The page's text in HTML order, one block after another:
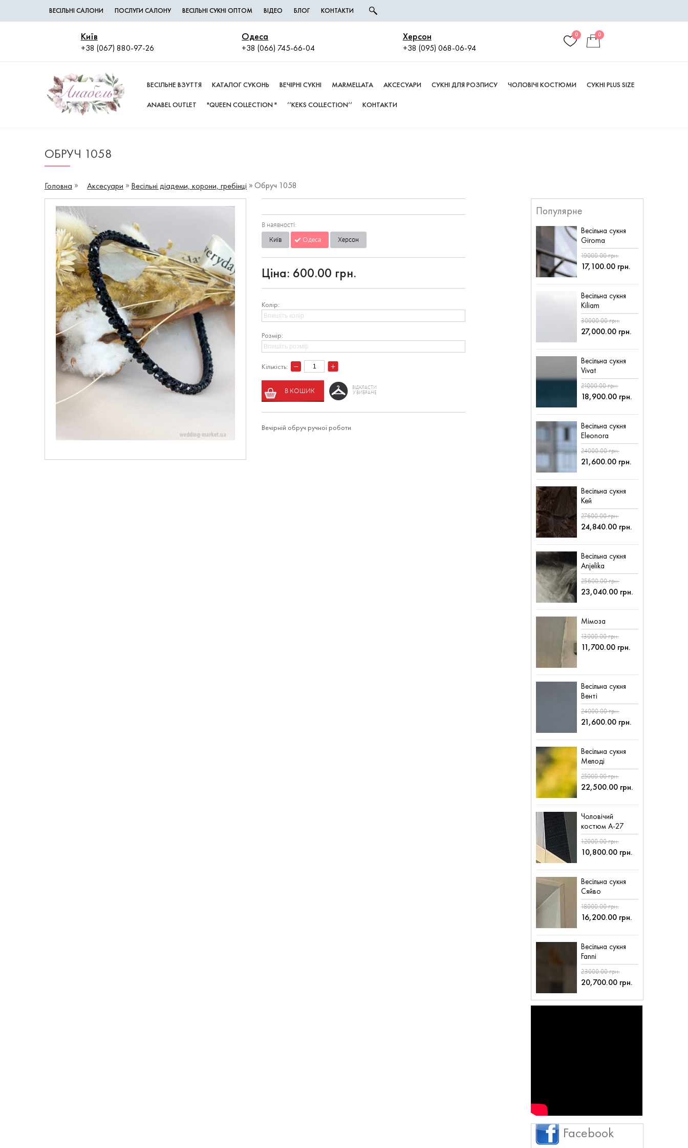
ВЕСІЛЬНІ САЛОНИ ПОСЛУГИ САЛОНУ ВЕСІЛЬНІ СУКНІ ОПТОМ ВІДЕО БЛОГ КОНТАКТИ
Київ
+38 (067) 880-97-26
Одеса
+38 (066) 745-66-04
Херсон
+38 (095) 068-06-94
0 0
ВЕСІЛЬНЕ ВЗУТТЯ КАТАЛОГ СУКОНЬ ВЕЧІРНІ СУКНІ MARMELLATA АКСЕСУАРИ СУКНІ ДЛЯ РОЗПИСУ ЧОЛОВІЧІ КОСТЮМИ СУКНІ PLUS SIZE
ANABEL OUTLET "QUEEN COLLECTION " ’’KEKS COLLECTION’’ КОНТАКТИ
ОБРУЧ 1058
Головна Аксесуари Весільні діадеми, корони, гребінці Обруч 1058
В наявності:
Київ
Одеса Херсон
Ціна: 600.00 грн.
Колір:
Розмір:
Кількість:
В КОШИК ВІДКЛАСТИ
У ВИБРАНЕ
Вечірній обруч ручної роботи
Популярне
Весільна сукня
Giroma
19000.00 грн.
17,100.00 грн.
Весільна сукня
Kiliam
30000.00 грн.
27,000.00 грн.
Весільна сукня
Vivat
21000.00 грн.
18,900.00 грн.
Весільна сукня
Eleonora
24000.00 грн.
21,600.00 грн.
Весільна сукня
Кей
27600.00 грн.
24,840.00 грн.
Весільна сукня
Anjelika
25600.00 грн.
23,040.00 грн.
Мімоза
13000.00 грн.
11,700.00 грн.
Весільна сукня
Венті
24000.00 грн.
21,600.00 грн.
Весільна сукня
Мелоді
25000.00 грн.
22,500.00 грн.
Чоловічий
костюм А-27
12000.00 грн.
10,800.00 грн.
Весільна сукня
Сяйво
18000.00 грн.
16,200.00 грн.
Весільна сукня
Fanni
23000.00 грн.
20,700.00 грн.
Facebook